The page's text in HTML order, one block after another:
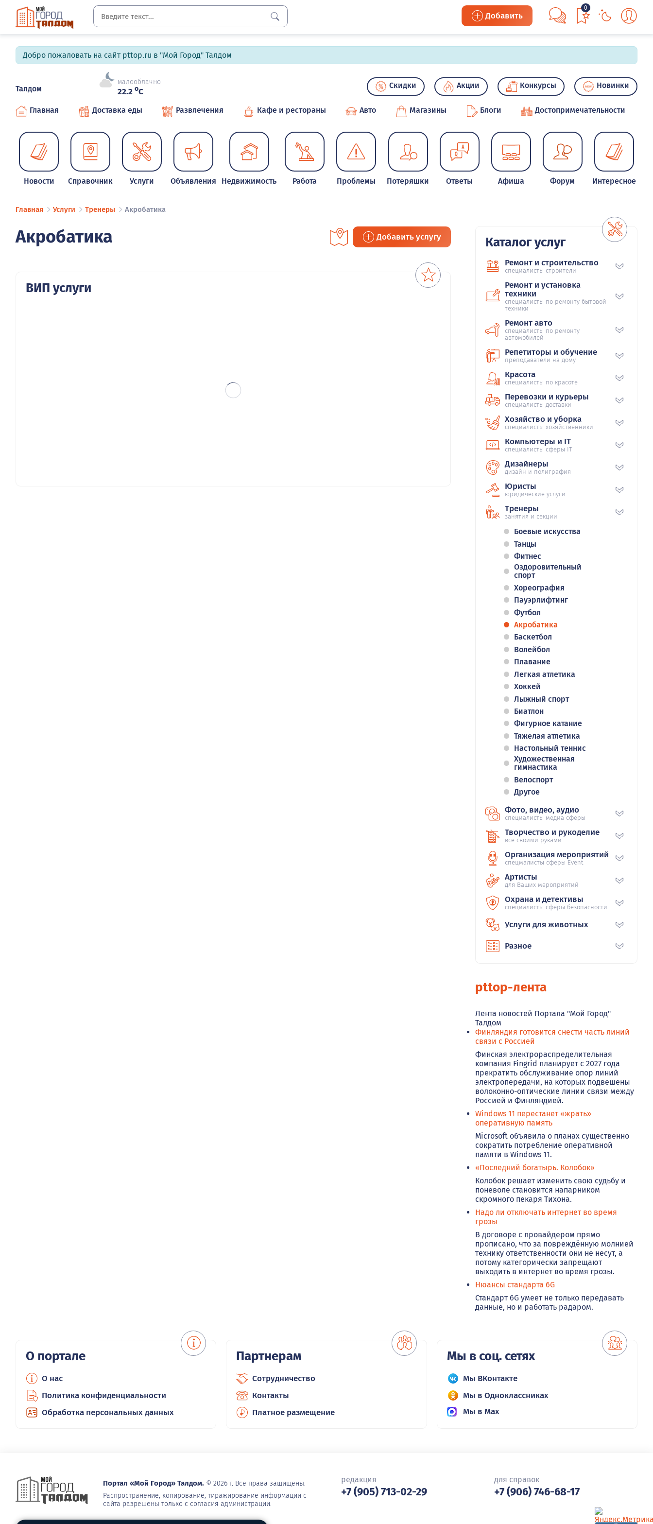
Добавить
0
Добро пожаловать на сайт pttop.ru в "Мой Город" Талдом
Талдом
малооблачно
22.2 oC
Скидки Акции Конкурсы Новинки
Главная Доставка еды Развлечения Кафе и рестораны Авто Магазины Блоги Достопримечательности
Новости Справочник Услуги Объявления Недвижимость Работа Проблемы Потеряшки Ответы Афиша Форум Интересное
Главная Услуги Тренеры Акробатика
Акробатика Добавить услугу
ВИП услуги
Каталог услуг
Ремонт и строительство
специалисты строители
Ремонт и установка
техники
специалисты по ремонту бытовой
техники
Ремонт авто
специалисты по ремонту
автомобилей
Репетиторы и обучение
преподаватели на дому
Красота
специалисты по красоте
Перевозки и курьеры
специалисты доставки
Хозяйство и уборка
специалисты хозяйственники
Компьютеры и IT
специалисты сферы IT
Дизайнеры
дизайн и полиграфия
Юристы
юридические услуги
Тренеры
занятия и секции
Боевые искусства
Танцы
Фитнес
Оздоровительный
спорт
Хореография
Пауэрлифтинг
Футбол
Акробатика
Баскетбол
Волейбол
Плавание
Легкая атлетика
Хоккей
Лыжный спорт
Биатлон
Фигурное катание
Тяжелая атлетика
Настольный теннис
Художественная
гимнастика
Велоспорт
Другое
Фото, видео, аудио
специалисты медиа сферы
Творчество и рукоделие
все своими руками
Организация мероприятий
спецмалисты сферы Event
Артисты
для Ваших мероприятий
Охрана и детективы
специалисты сферы безопасности
Услуги для животных
Разное
pttop-лента
Лента новостей Портала "Мой Город"
Талдом
Финляндия готовится снести часть линий
связи с Россией
Финская электрораспределительная
компания Fingrid планирует с 2027 года
прекратить обслуживание опор линий
электропередачи, на которых подвешены
волоконно-оптические линии связи между
Россией и Финляндией.
Windows 11 перестанет «жрать»
оперативную память
Microsoft объявила о планах существенно
сократить потребление оперативной
памяти в Windows 11.
«Последний богатырь. Колобок»
Колобок решает изменить свою судьбу и
поневоле становится напарником
скромного пекаря Тихона.
Надо ли отключать интернет во время
грозы
В договоре с провайдером прямо
прописано, что за повреждённую молнией
технику ответственности они не несут, а
потому категорически запрещают
выходить в интернет во время грозы.
Нюансы стандарта 6G
Стандарт 6G умеет не только передавать
данные, но и работать радаром.
О портале
О нас
Политика конфиденциальности
Обработка персональных данных
Партнерам
Сотрудничество
Контакты
Платное размещение
Мы в соц. сетях
Мы ВКонтакте
Мы в Одноклассниках
Мы в Max
Портал «Мой Город» Талдом. © 2026 г. Все права защищены.
Распространение, копирование, тиражирование информации с
сайта разрешены только с согласия администрации.
редакция
+7 (905) 713-02-29
для справок
+7 (906) 746-68-17